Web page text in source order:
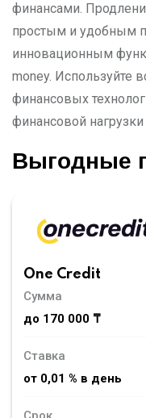
финансами.
простым и удобным
инновационным
money. Используйте
финансовых
финансовой
Выгодные
One Credit
Сумма
до 170 000 ₸
Ставка
от 0,01 % в день